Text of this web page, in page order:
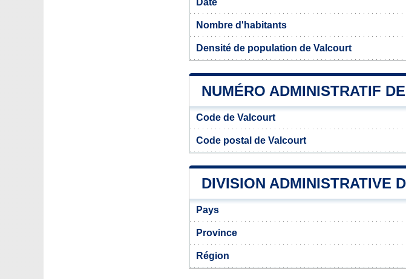
Date
Nombre d'habitants
Densité de population de Valcourt
NUMÉRO ADMINISTRATIF
Code de Valcourt
Code postal de Valcourt
DIVISION ADMINISTRATIVE
Pays
Province
Région